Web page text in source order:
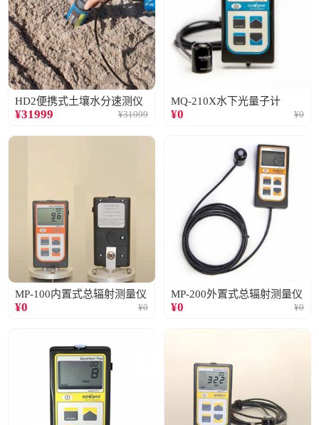
HD2便携式土壤水分速测仪
¥31999 ¥31999
MQ-210X水下光量子计
¥0 ¥0
MP-100内置式总辐射测量仪
¥0 ¥0
MP-200外置式总辐射测量仪
¥0 ¥0